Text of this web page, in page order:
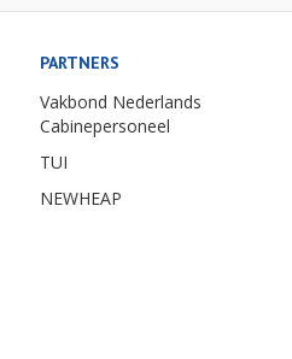
PARTNERS
Vakbond Nederlands
Cabinepersoneel
TUI
NEWHEAP